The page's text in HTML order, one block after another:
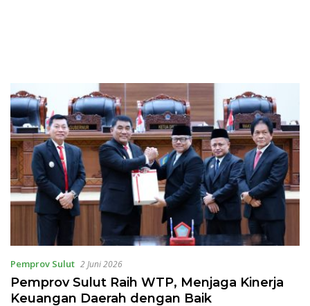
Pemprov Sulut 2 Juni 2026
Pemprov Sulut Raih WTP, Menjaga Kinerja
Keuangan Daerah dengan Baik